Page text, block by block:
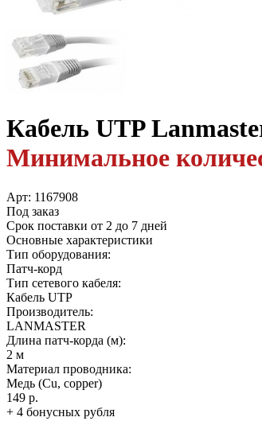
Кабель UTP
Минимальное
Арт: 1167908
Под заказ
Срок поставки от 2 до 7 дней
Основные характеристики
Тип оборудования:
Патч-корд
Тип сетевого кабеля:
Кабель UTP
Производитель:
LANMASTER
Длина патч-корда (м):
2 м
Материал проводника:
Медь (Cu, copper)
149 р.
+ 4 бонусных рубля